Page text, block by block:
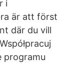
i
är att först
där du vill
programu